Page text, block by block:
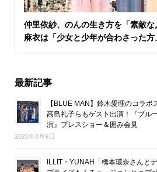
仲里依紗、のんの生き方を「素敵な
麻衣は「少女と少年が合わさった
最新記事
【BLUE MAN】鈴木愛理のコラボ
高島礼子らもゲスト出演！『ブル
演』プレスショー＆囲み会見
2026年8月9日
ILLIT・YUNAH「橋本環奈さんと